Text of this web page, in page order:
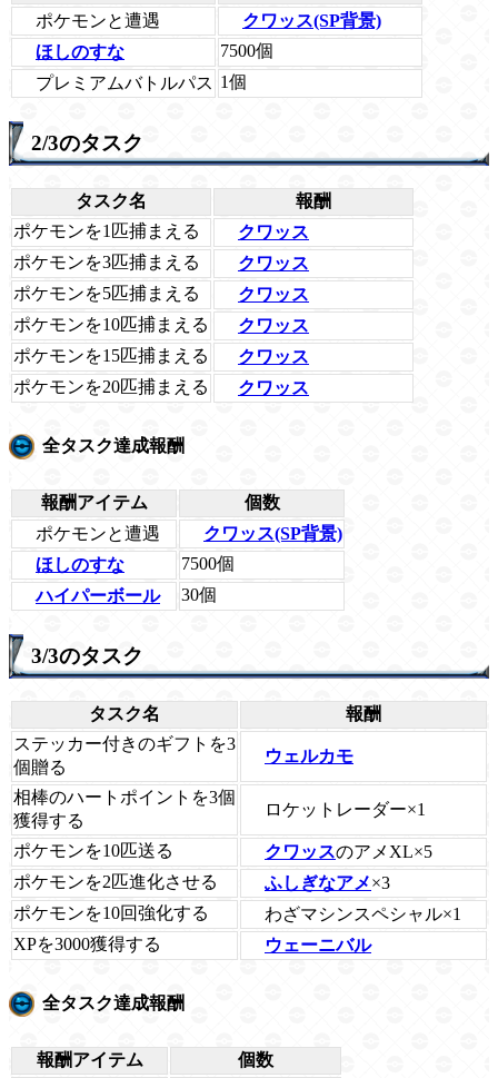
ポケモンと遭遇
クワッス(SP背景)
ほしのすな
7500個
プレミアムバトルパス 1個
2/3のタスク
タスク名
報酬
ポケモンを1匹捕まえる
クワッス
ポケモンを3匹捕まえる
クワッス
ポケモンを5匹捕まえる
クワッス
ポケモンを10匹捕まえる
クワッス
ポケモンを15匹捕まえる
クワッス
ポケモンを20匹捕まえる
クワッス
全タスク達成報酬
報酬アイテム
個数
ポケモンと遭遇
クワッス(SP背景)
ほしのすな
7500個
ハイパーボール
30個
3/3のタスク
タスク名
報酬
ステッカー付きのギフトを3
個贈る
ウェルカモ
相棒のハートポイントを3個
獲得する
ロケットレーダー×1
ポケモンを10匹送る クワッスのアメXL×5
ポケモンを2匹進化させる
ふしぎなアメ×3
ポケモンを10回強化する
わざマシンスペシャル×1
XPを3000獲得する
ウェーニバル
全タスク達成報酬
報酬アイテム 個数